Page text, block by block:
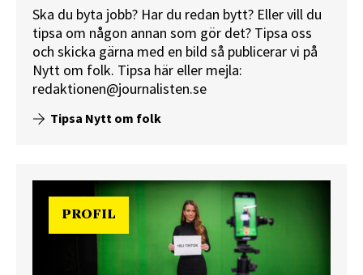
Ska du byta jobb? Har du redan bytt? Eller vill du
tipsa om någon annan som gör det? Tipsa oss
och skicka gärna med en bild så publicerar vi på
Nytt om folk. Tipsa här eller mejla:
redaktionen@journalisten.se
Tipsa Nytt om folk
PROFIL